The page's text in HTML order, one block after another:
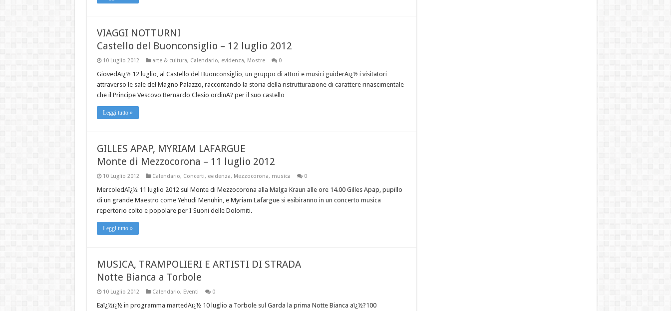
VIAGGI NOTTURNI
Castello del Buonconsiglio – 12 luglio 2012
10 Luglio 2012 arte & cultura, Calendario, evidenza, Mostre 0
GiovedAï¿½ 12 luglio, al Castello del Buonconsiglio, un gruppo di attori e musici guiderAï¿½ i visitatori
attraverso le sale del Magno Palazzo, raccontando la storia della ristrutturazione di carattere rinascimentale
che il Principe Vescovo Bernardo Clesio ordinA? per il suo castello
Leggi tutto »
GILLES APAP, MYRIAM LAFARGUE
Monte di Mezzocorona – 11 luglio 2012
10 Luglio 2012 Calendario, Concerti, evidenza, Mezzocorona, musica 0
MercoledAï¿½ 11 luglio 2012 sul Monte di Mezzocorona alla Malga Kraun alle ore 14.00 Gilles Apap, pupillo
di un grande Maestro come Yehudi Menuhin, e Myriam Lafargue si esibiranno in un concerto musica
repertorio colto e popolare per I Suoni delle Dolomiti.
Leggi tutto »
MUSICA, TRAMPOLIERI E ARTISTI DI STRADA
Notte Bianca a Torbole
10 Luglio 2012 Calendario, Eventi 0
Eaï¿½ï¿½ in programma martedAï¿½ 10 luglio a Torbole sul Garda la prima Notte Bianca aï¿½?100